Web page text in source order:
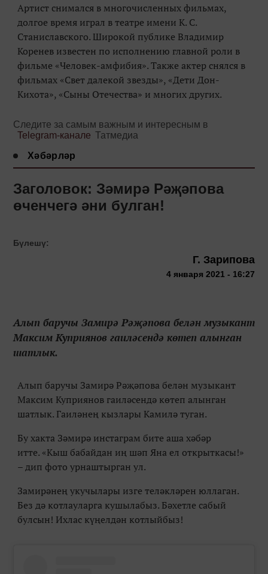
Артист снимался в многочисленных фильмах,
долгое время играл в театре имени К. С.
Станиславского. Широкой публике Владимир
Коренев известен по исполнению главной роли в
фильме «Человек-амфибия». Также актер снялся в
фильмах «Свет далекой звезды», «Дети Дон-
Кихота», «Сыны Отечества» и многих других.
Следите за самым важным и интересным в
Telegram-канале Татмедиа
Хәбәрләр
Заголовок: Зәмирә Рәҗәпова
өченчегә әни булган!
Бүлешү:
Г. Зарипова
4 января 2021 - 16:27
Алып баручы Замирә Рәҗәпова белән музыкант
Максим Куприянов гаиләсендә көтеп алынган
шатлык.
Алып баручы Замирә Рәҗәпова белән музыкант
Максим Куприянов гаиләсендә көтеп алынган
шатлык. Гаиләнең кызлары Камилә туган.
Бу хакта Зәмирә инстаграм бите аша хәбәр
итте. «Кыш бабайдан иң шәп Яна ел открыткасы!»
– дип фото урнаштырган ул.
Замирәнең укучылары изге теләкләрен юллаган.
Без дә котлауларга кушылабыз. Бәхетле сабый
булсын! Ихлас күңелдән котлыйбыз!